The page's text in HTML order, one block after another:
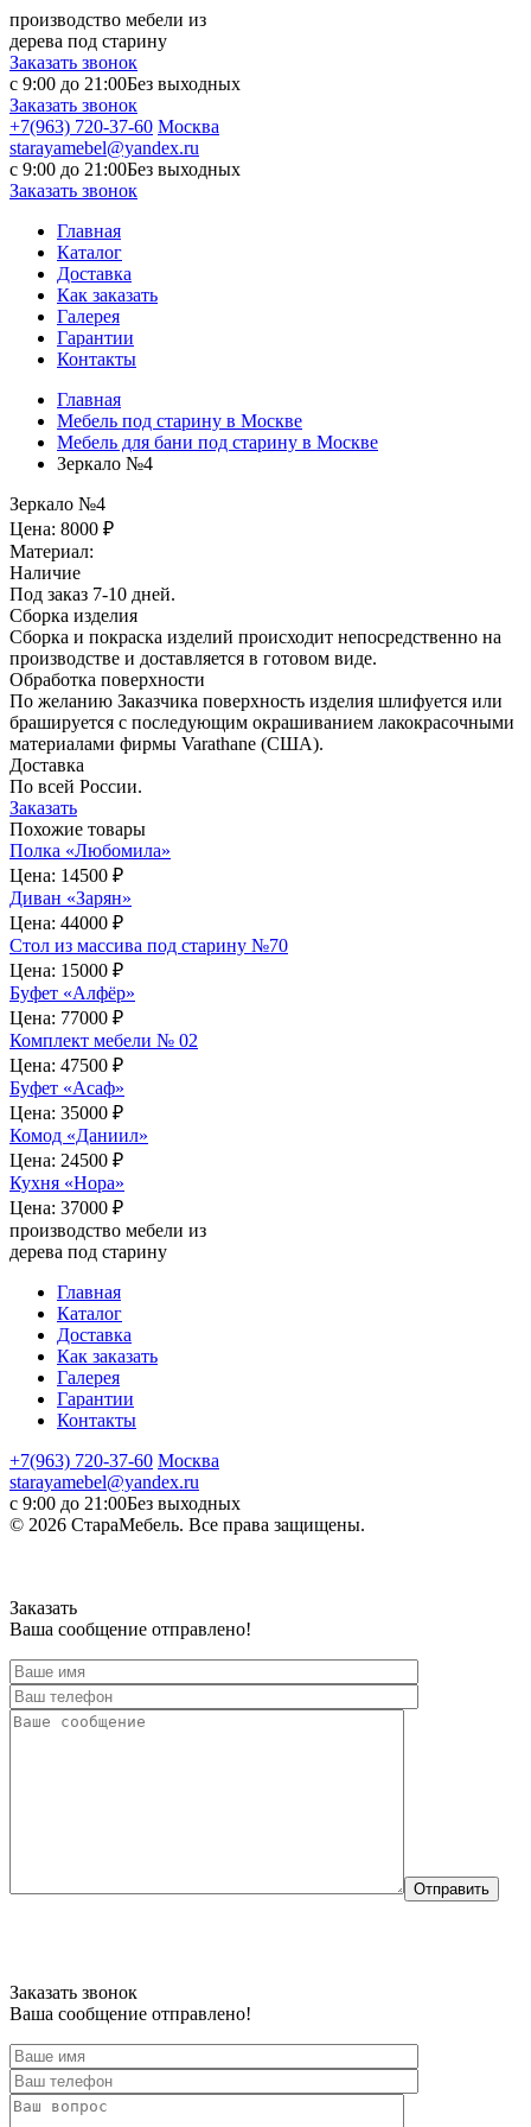
производство мебели из
дерева под старину
Заказать звонок
с 9:00 до 21:00Без выходных
Заказать звонок
+7(963) 720-37-60 Москва
starayamebel@yandex.ru
с 9:00 до 21:00Без выходных
Заказать звонок
Главная
Каталог
Доставка
Как заказать
Галерея
Гарантии
Контакты
Главная
Мебель под старину в Москве
Мебель для бани под старину в Москве
Зеркало №4
Зеркало №4
Цена: 8000 ₽
Материал:
Наличие
Под заказ 7-10 дней.
Сборка изделия
Сборка и покраска изделий происходит непосредственно на
производстве и доставляется в готовом виде.
Обработка поверхности
По желанию Заказчика поверхность изделия шлифуется или
брашируется с последующим окрашиванием лакокрасочными
материалами фирмы Varathane (США).
Доставка
По всей России.
Заказать
Похожие товары
Полка «Любомила»
Цена: 14500 ₽
Диван «Зарян»
Цена: 44000 ₽
Стол из массива под старину №70
Цена: 15000 ₽
Буфет «Алфёр»
Цена: 77000 ₽
Комплект мебели № 02
Цена: 47500 ₽
Буфет «Асаф»
Цена: 35000 ₽
Комод «Даниил»
Цена: 24500 ₽
Кухня «Нора»
Цена: 37000 ₽
производство мебели из
дерева под старину
Главная
Каталог
Доставка
Как заказать
Галерея
Гарантии
Контакты
+7(963) 720-37-60 Москва
starayamebel@yandex.ru
с 9:00 до 21:00Без выходных
© 2026 СтараМебель. Все права защищены.
Заказать
Ваша сообщение отправлено!
Отправить
Заказать звонок
Ваша сообщение отправлено!